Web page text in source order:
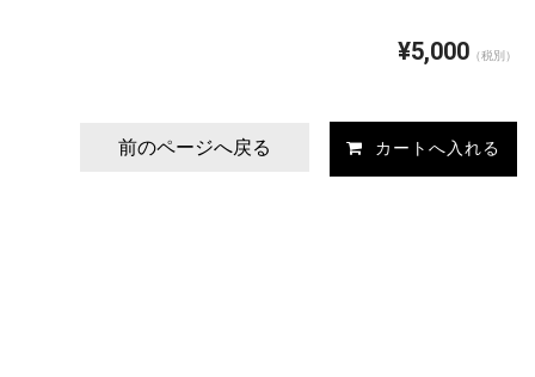
¥5,000 （税別）
前のページへ戻る